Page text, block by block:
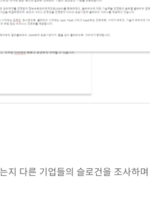
다른 기업들의 슬로건을 조사하며